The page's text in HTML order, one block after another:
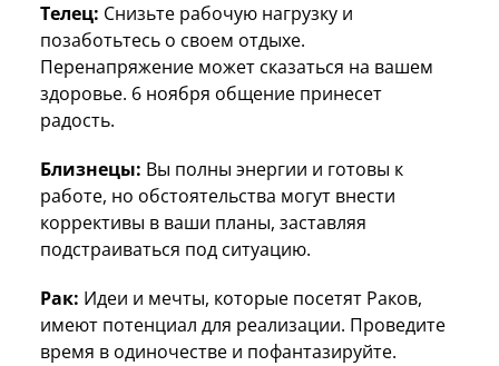
Телец: Снизьте рабочую нагрузку и
позаботьтесь о своем отдыхе.
Перенапряжение может сказаться на вашем
здоровье. 6 ноября общение принесет
радость.
Близнецы: Вы полны энергии и готовы к
работе, но обстоятельства могут внести
коррективы в ваши планы, заставляя
подстраиваться под ситуацию.
Рак: Идеи и мечты, которые посетят Раков,
имеют потенциал для реализации. Проведите
время в одиночестве и пофантазируйте.